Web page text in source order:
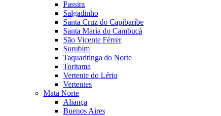
Passira
Salgadinho
Santa Cruz do Capibaribe
Santa Maria do Cambucá
São Vicente Férrer
Surubim
Taquaritinga do Norte
Toritama
Vertente do Lério
Vertentes
Mata Norte
Aliança
Buenos Aires